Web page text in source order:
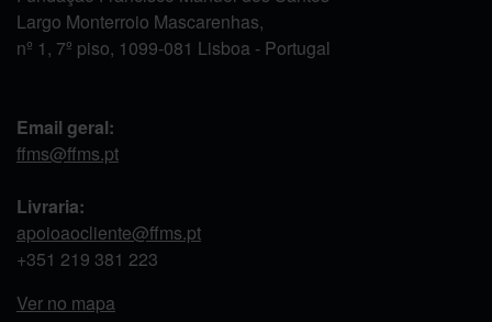
Largo Monterroio Mascarenhas,
nº 1, 7º piso, 1099-081 Lisboa - Portugal
Email geral:
ffms@ffms.pt
Livraria:
apoioaocliente@ffms.pt
+351 219 381 223
Ver no mapa